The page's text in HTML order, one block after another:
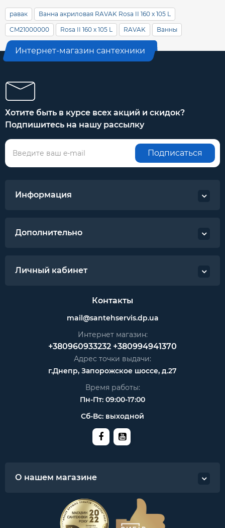
равак Ванна акриловая RAVAK Rosa II 160 х 105 L
CM21000000 Rosa II 160 х 105 L RAVAK Ванны
Интернет-магазин сантехники
Хотите быть в курсе всех акций и скидок?
Подпишитесь на нашу рассылку
Подписаться
Информация
Дополнительно
Личный кабинет
Контакты
mail@santehservis.dp.ua
Интернет магазин:
+380960933232 +380994941370
Адрес точки выдачи:
г.Днепр, Запорожское шоссе, д.27
Время работы:
Пн-Пт: 09:00-17:00
Сб-Вс: выходной
О нашем магазине